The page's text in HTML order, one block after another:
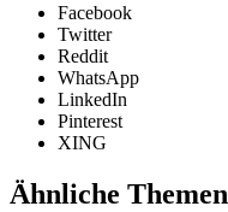
Facebook
Twitter
Reddit
WhatsApp
LinkedIn
Pinterest
XING
Ähnliche Themen